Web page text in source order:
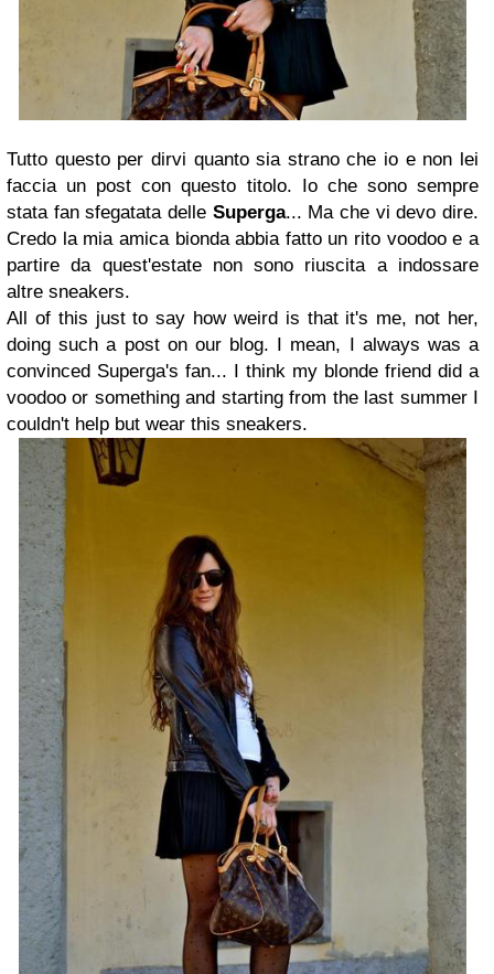
Tutto questo per dirvi quanto sia strano che io e non lei
faccia un post con questo titolo. Io che sono sempre
stata fan sfegatata delle Superga... Ma che vi devo dire.
Credo la mia amica bionda abbia fatto un rito voodoo e a
partire da quest'estate non sono riuscita a indossare
altre sneakers.
All of this just to say how weird is that it's me, not her,
doing such a post on our blog. I mean, I always was a
convinced Superga's fan... I think my blonde friend did a
voodoo or something and starting from the last summer I
couldn't help but wear this sneakers.